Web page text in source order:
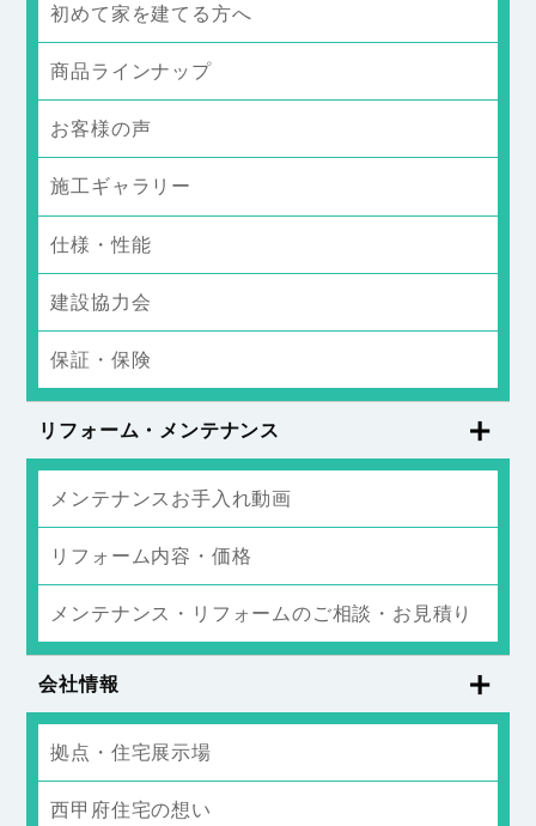
初めて家を建てる方へ
商品ラインナップ
お客様の声
施工ギャラリー
仕様・性能
建設協力会
保証・保険
リフォーム・メンテナンス
メンテナンスお手入れ動画
リフォーム内容・価格
メンテナンス・リフォームのご相談・お見積り
会社情報
拠点・住宅展示場
西甲府住宅の想い